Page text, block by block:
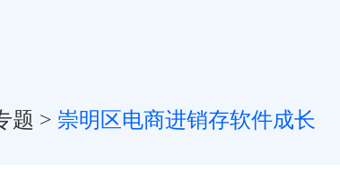
题 > 崇明区电商进销存软件成长